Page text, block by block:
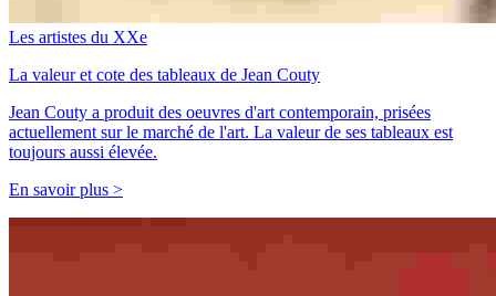
Les artistes du XXe
La valeur et cote des tableaux de Jean Couty
Jean Couty a produit des oeuvres d'art contemporain, prisées
actuellement sur le marché de l'art. La valeur de ses tableaux est
toujours aussi élevée.
En savoir plus >